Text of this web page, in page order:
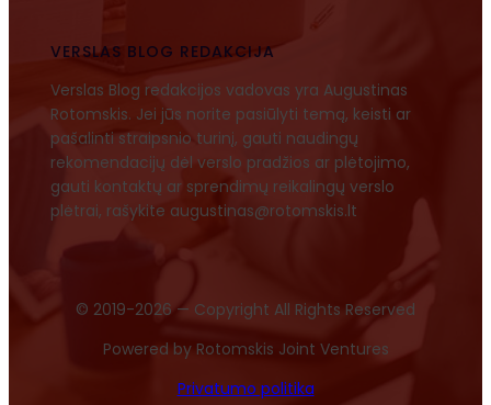
VERSLAS BLOG REDAKCIJA
Verslas Blog redakcijos vadovas yra Augustinas
Rotomskis. Jei jūs norite pasiūlyti temą, keisti ar
pašalinti straipsnio turinį, gauti naudingų
rekomendacijų dėl verslo pradžios ar plėtojimo,
gauti kontaktų ar sprendimų reikalingų verslo
plėtrai, rašykite augustinas@rotomskis.lt
© 2019-2026 — Copyright All Rights Reserved
Powered by Rotomskis Joint Ventures
Privatumo politika